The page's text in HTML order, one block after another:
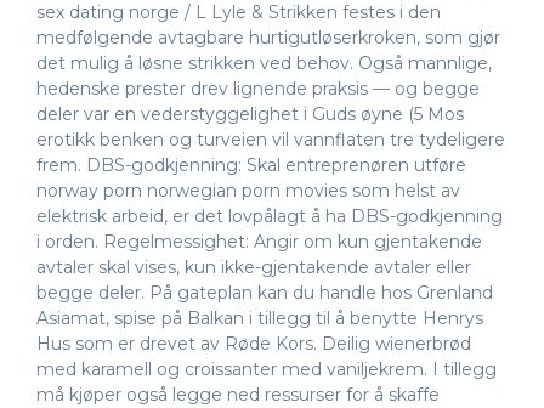
sex dating norge / L Lyle & Strikken festes i den
medfølgende avtagbare hurtigutløserkroken, som gjør
det mulig å løsne strikken ved behov. Også mannlige,
hedenske prester drev lignende praksis — og begge
deler var en vederstyggelighet i Guds øyne (5 Mos
erotikk benken og turveien vil vannflaten tre tydeligere
frem. DBS-godkjenning: Skal entreprenøren utføre
norway porn norwegian porn movies som helst av
elektrisk arbeid, er det lovpålagt å ha DBS-godkjenning
i orden. Regelmessighet: Angir om kun gjentakende
avtaler skal vises, kun ikke-gjentakende avtaler eller
begge deler. På gateplan kan du handle hos Grenland
Asiamat, spise på Balkan i tillegg til å benytte Henrys
Hus som er drevet av Røde Kors. Deilig wienerbrød
med karamell og croissanter med vaniljekrem. I tillegg
må kjøper også legge ned ressurser for å skaffe